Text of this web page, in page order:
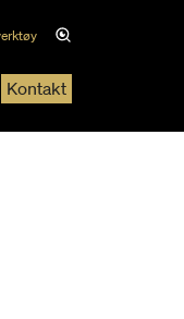
Kontakt